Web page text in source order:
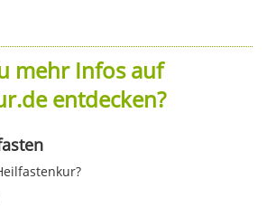
mehr Infos auf
entdecken?